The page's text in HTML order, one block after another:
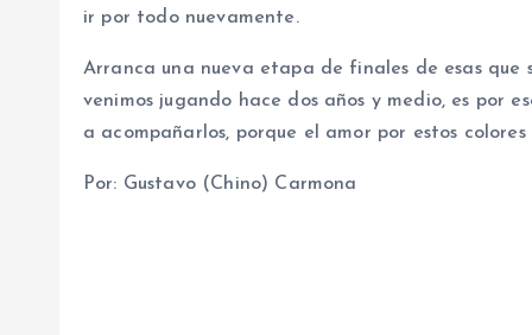
ir por todo nuevamente.
Arranca una nueva etapa de finales de esas que
venimos jugando hace dos años y medio, es por
a acompañarlos, porque el amor por estos
Por: Gustavo (Chino) Carmona